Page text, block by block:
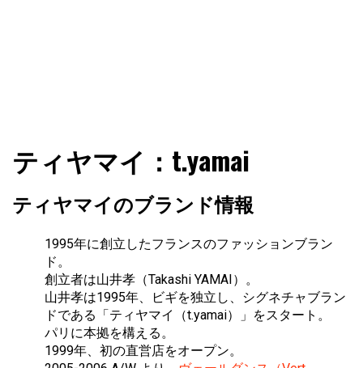
ファショコン通信
ッションとモードを分析するファッション情報サイトです
ティヤマイ：t.yamai
ティヤマイのブランド情報
1995年に創立したフランスのファッションブラン
ド。
創立者は山井孝（Takashi YAMAI）。
山井孝は1995年、ビギを独立し、シグネチャブラン
ドである「ティヤマイ（t.yamai）」をスタート。
パリに本拠を構える。
1999年、初の直営店をオープン。